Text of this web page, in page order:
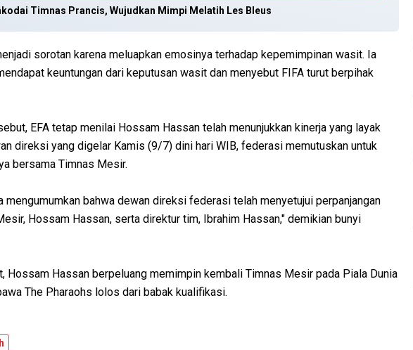
Timnas Prancis, Wujudkan Mimpi Melatih Les Bleus
sorotan karena meluapkan emosinya terhadap kepemimpinan wasit. Ia
keuntungan dari keputusan wasit dan menyebut FIFA turut berpihak
EFA tetap menilai Hossam Hassan telah menunjukkan kinerja yang layak
direksi yang digelar Kamis (9/7) dini hari WIB, federasi memutuskan untuk
bersama Timnas Mesir.
mengumumkan bahwa dewan direksi federasi telah menyetujui perpanjangan
Hossam Hassan, serta direktur tim, Ibrahim Hassan," demikian bunyi
Hossam Hassan berpeluang memimpin kembali Timnas Mesir pada Piala Dunia
The Pharaohs lolos dari babak kualifikasi.